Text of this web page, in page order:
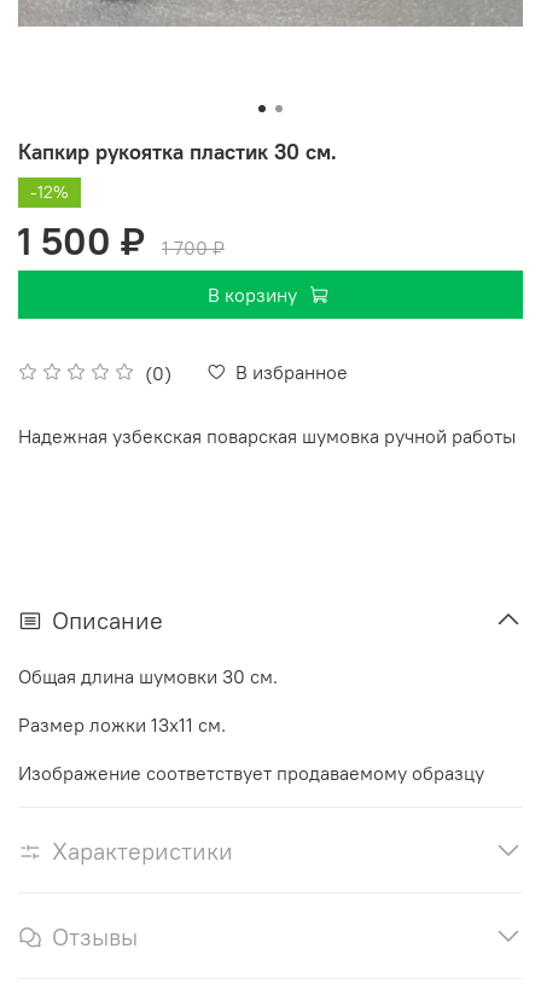
Капкир рукоятка пластик 30 см.
(0) В избранное
-12%
1 500 ₽
1 700 ₽
В корзину
Надежная узбекская поварская шумовка ручной работы
Описание
Общая длина шумовки 30 см.
Размер ложки 13х11 см.
Изображение соответствует продаваемому образцу
Характеристики
Отзывы